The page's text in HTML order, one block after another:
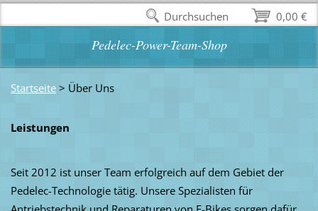
Pedelec-Power-Team-Shop
Startseite > Über Uns
Leistungen
Seit 2012 ist unser Team erfolgreich auf dem Gebiet der
Pedelec-Technologie tätig. Unsere Spezialisten für
0,00 €
Durchsuchen